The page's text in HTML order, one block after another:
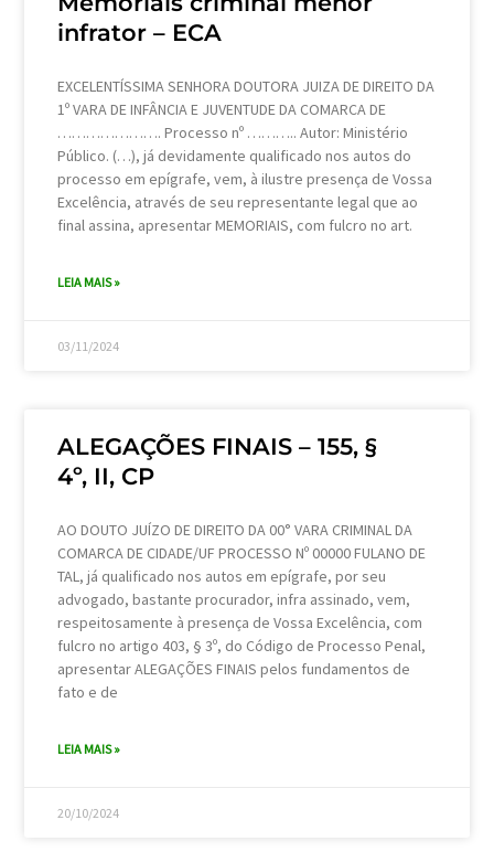
infrator – ECA
EXCELENTÍSSIMA SENHORA DOUTORA JUIZA DE DIREITO DA
1º VARA DE INFÂNCIA E JUVENTUDE DA COMARCA DE
…………………. Processo nº ……….. Autor: Ministério
Público. (…), já devidamente qualificado nos autos do
processo em epígrafe, vem, à ilustre presença de Vossa
Excelência, através de seu representante legal que ao
final assina, apresentar MEMORIAIS, com fulcro no art.
LEIA MAIS »
03/11/2024
ALEGAÇÕES FINAIS – 155, §
4º, II, CP
AO DOUTO JUÍZO DE DIREITO DA 00° VARA CRIMINAL DA
COMARCA DE CIDADE/UF PROCESSO Nº 00000 FULANO DE
TAL, já qualificado nos autos em epígrafe, por seu
advogado, bastante procurador, infra assinado, vem,
respeitosamente à presença de Vossa Excelência, com
fulcro no artigo 403, § 3º, do Código de Processo Penal,
apresentar ALEGAÇÕES FINAIS pelos fundamentos de
fato e de
LEIA MAIS »
20/10/2024